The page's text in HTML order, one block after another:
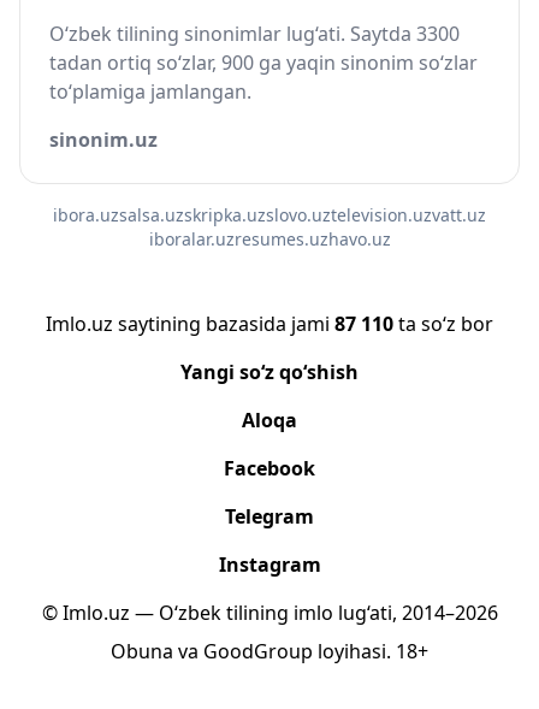
O‘zbek tilining sinonimlar lug‘ati. Saytda 3300
tadan ortiq so‘zlar, 900 ga yaqin sinonim so‘zlar
to‘plamiga jamlangan.
sinonim.uz
ibora.uzsalsa.uzskripka.uzslovo.uztelevision.uzvatt.uz
iboralar.uzresumes.uzhavo.uz
Imlo.uz saytining bazasida jami 87 110ta so‘z bor
Yangi so‘z qo‘shish
Aloqa
Facebook
Telegram
Instagram
© Imlo.uz — O‘zbek tilining imlo lug‘ati, 2014–2026
Obuna va GoodGroup loyihasi. 18+